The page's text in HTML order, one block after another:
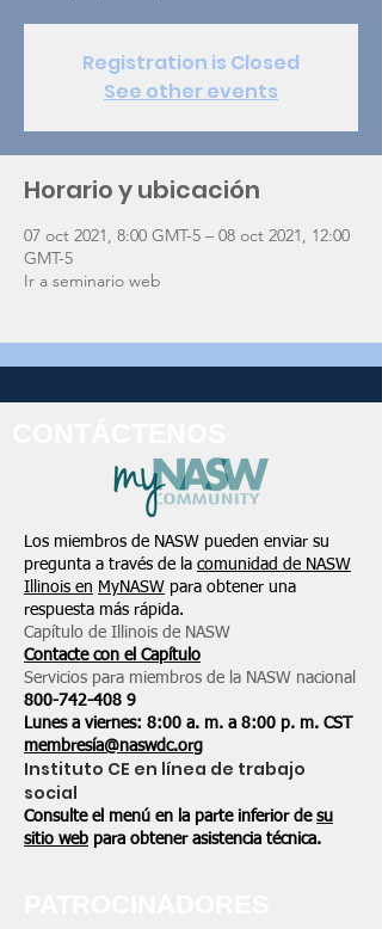
Registration is Closed
See other events
Horario y ubicación
07 oct 2021, 8:00 GMT-5 – 08 oct 2021, 12:00
GMT-5
Ir a seminario web
Los miembros de NASW pueden enviar su
pregunta a través de la comunidad de NASW
Illinois en MyNASW para obtener una
respuesta más rápida.
Capítulo de Illinois de NASW
Contacte con el Capítulo
Servicios para miembros de la NASW nacional
800-742-408 9
Lunes a viernes: 8:00 a. m. a 8:00 p. m. CST
membresía@naswdc.org
Instituto CE en línea de trabajo
social
Consulte el menú en la parte inferior de su
sitio web para obtener asistencia técnica.